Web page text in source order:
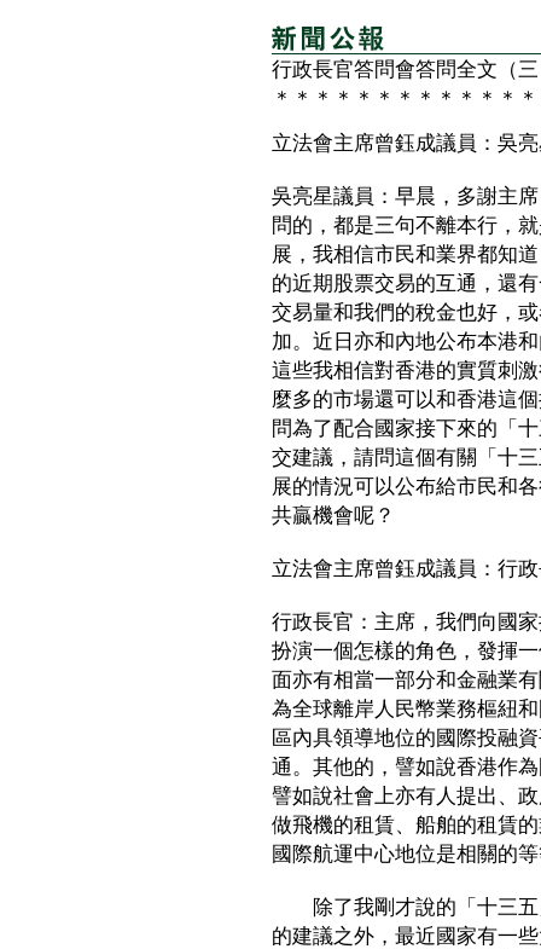
行政長官答問會答問全文（
＊＊＊＊＊＊＊＊＊＊＊＊
立法會主席曾鈺成議員：吳
吳亮星議員：早晨，多謝主
問的，都是三句不離本行，
展，我相信市民和業界都知
的近期股票交易的互通，還
交易量和我們的稅金也好，
加。近日亦和內地公布本港
這些我相信對香港的實質刺
麼多的市場還可以和香港這
問為了配合國家接下來的「
交建議，請問這個有關「十
展的情況可以公布給市民和
共贏機會呢？
立法會主席曾鈺成議員：行
行政長官：主席，我們向國
扮演一個怎樣的角色，發揮
面亦有相當一部分和金融業
為全球離岸人民幣業務樞紐
區內具領導地位的國際投融
通。其他的，譬如說香港作
譬如說社會上亦有人提出、
做飛機的租賃、船舶的租賃
國際航運中心地位是相關的
除了我剛才說的「十三五
的建議之外，最近國家有一